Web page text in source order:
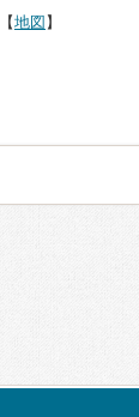
【地図 】